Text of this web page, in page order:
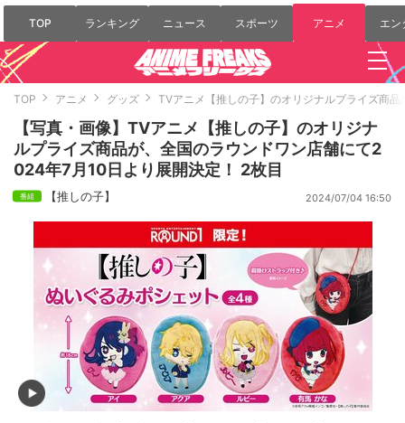
TOP ランキング ニュース スポーツ アニメ エン
TOP アニメ グッズ TVアニメ【推しの子】のオリジナルプライズ商
【写真・画像】TVアニメ【推しの子】のオリジナ
ルプライズ商品が、全国のラウンドワン店舗にて2
024年7月10日より展開決定！ 2枚目
【推しの子】 2024/07/04 16:50